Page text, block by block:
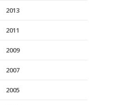
2013
2011
2009
2007
2005